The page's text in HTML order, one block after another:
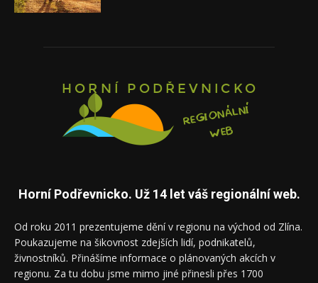
Horní Podřevnicko. Už 14 let váš regionální web.
Od roku 2011 prezentujeme dění v regionu na východ od Zlína.
Poukazujeme na šikovnost zdejších lidí, podnikatelů,
živnostníků. Přinášíme informace o plánovaných akcích v
regionu. Za tu dobu jsme mimo jiné přinesli přes 1700